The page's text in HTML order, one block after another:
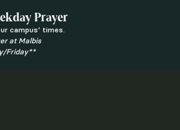
Prayer
campus’ times.
at Malbis
Friday**